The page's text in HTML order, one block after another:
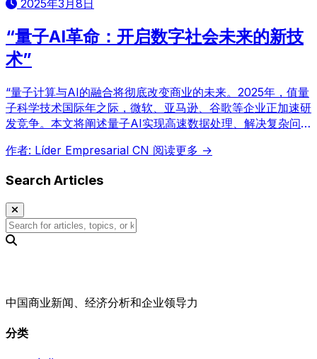
2025年3月8日
“量子AI革命：开启数字社会未来的新技
术”
“量子计算与AI的融合将彻底改变商业的未来。2025年，值量
子科学技术国际年之际，微软、亚马逊、谷歌等企业正加速研
发竞争。本文将阐述量子AI实现高速数据处理、解决复杂问
作者: Líder Empresarial CN 阅读更多 →
Search Articles
中国商业新闻、经济分析和企业领导力
分类